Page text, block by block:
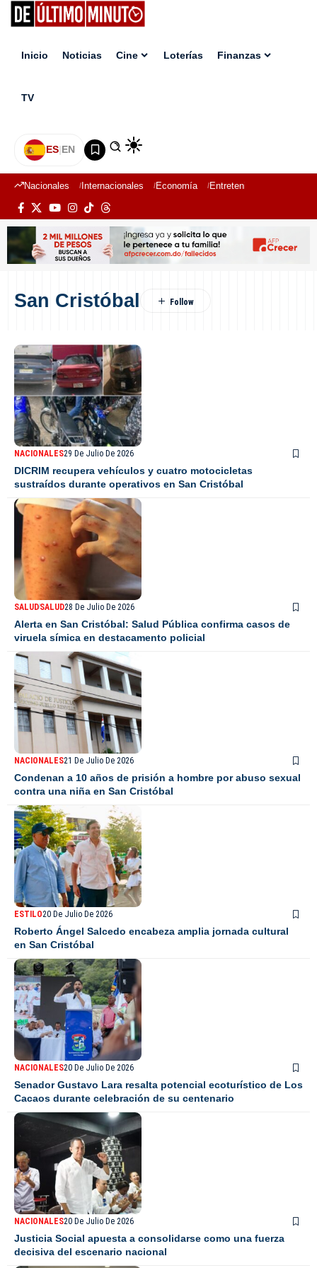
Inicio Noticias Cine Loterías Finanzas
TV
ES|EN
Nacionales Internacionales Economía Entretenimiento
San Cristóbal
NACIONALES29 De Julio De 2026
DICRIM recupera vehículos y cuatro motocicletas
sustraídos durante operativos en San Cristóbal
SALUDSALUD28 De Julio De 2026
Alerta en San Cristóbal: Salud Pública confirma casos de
viruela símica en destacamento policial
NACIONALES21 De Julio De 2026
Condenan a 10 años de prisión a hombre por abuso sexual
contra una niña en San Cristóbal
ESTILO20 De Julio De 2026
Roberto Ángel Salcedo encabeza amplia jornada cultural
en San Cristóbal
NACIONALES20 De Julio De 2026
Senador Gustavo Lara resalta potencial ecoturístico de Los
Cacaos durante celebración de su centenario
NACIONALES20 De Julio De 2026
Justicia Social apuesta a consolidarse como una fuerza
decisiva del escenario nacional